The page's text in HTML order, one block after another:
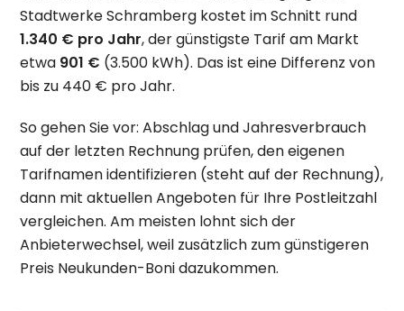
Stadtwerke Schramberg kostet im Schnitt rund
1.340 € pro Jahr, der günstigste Tarif am Markt
etwa 901 € (3.500 kWh). Das ist eine Differenz von
bis zu 440 € pro Jahr.
So gehen Sie vor: Abschlag und Jahresverbrauch
auf der letzten Rechnung prüfen, den eigenen
Tarifnamen identifizieren (steht auf der Rechnung),
dann mit aktuellen Angeboten für Ihre Postleitzahl
vergleichen. Am meisten lohnt sich der
Anbieterwechsel, weil zusätzlich zum günstigeren
Preis Neukunden-Boni dazukommen.